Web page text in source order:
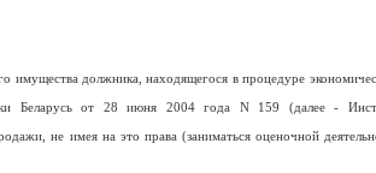
должника, находящегося в процедуре
Беларусь от 28 июня 2004 года N 159 (далее -
не имея на это права (заниматься оценочной